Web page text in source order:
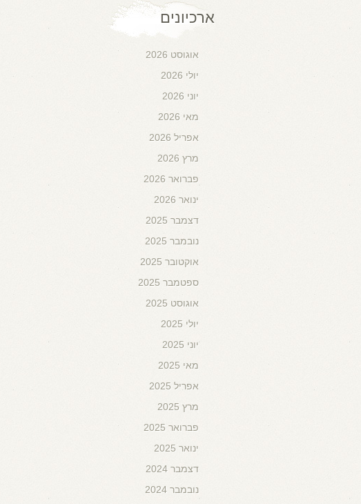
ארכיונים
אוגוסט 2026
יולי 2026
יוני 2026
מאי 2026
אפריל 2026
מרץ 2026
פברואר 2026
ינואר 2026
דצמבר 2025
נובמבר 2025
אוקטובר 2025
ספטמבר 2025
אוגוסט 2025
יולי 2025
יוני 2025
מאי 2025
אפריל 2025
מרץ 2025
פברואר 2025
ינואר 2025
דצמבר 2024
נובמבר 2024